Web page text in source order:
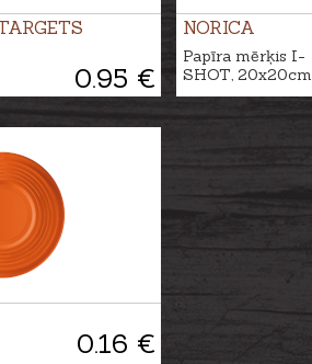
0.95 €
NORICA
Papīra mērķis I-
SHOT, 20x20cm
0.16 €